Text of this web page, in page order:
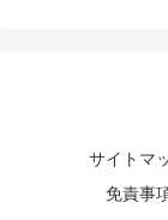
サイトマ
免責事